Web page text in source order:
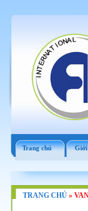
Trang chủ Giới
TRANG CHỦ»